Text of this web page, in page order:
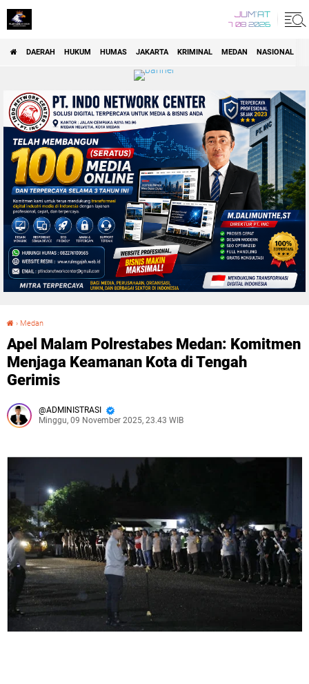
JUM'AT
7 08 2026
DAERAH HUKUM HUMAS JAKARTA KRIMINAL MEDAN NASIONAL
› Medan
Apel Malam Polrestabes Medan: Komitmen
Menjaga Keamanan Kota di Tengah
Gerimis
ADMINISTRASI
Minggu, 09 November 2025, 23.43 WIB